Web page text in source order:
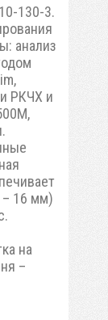
130-3.
анализ
РКЧХ и
16 мм)
на
–